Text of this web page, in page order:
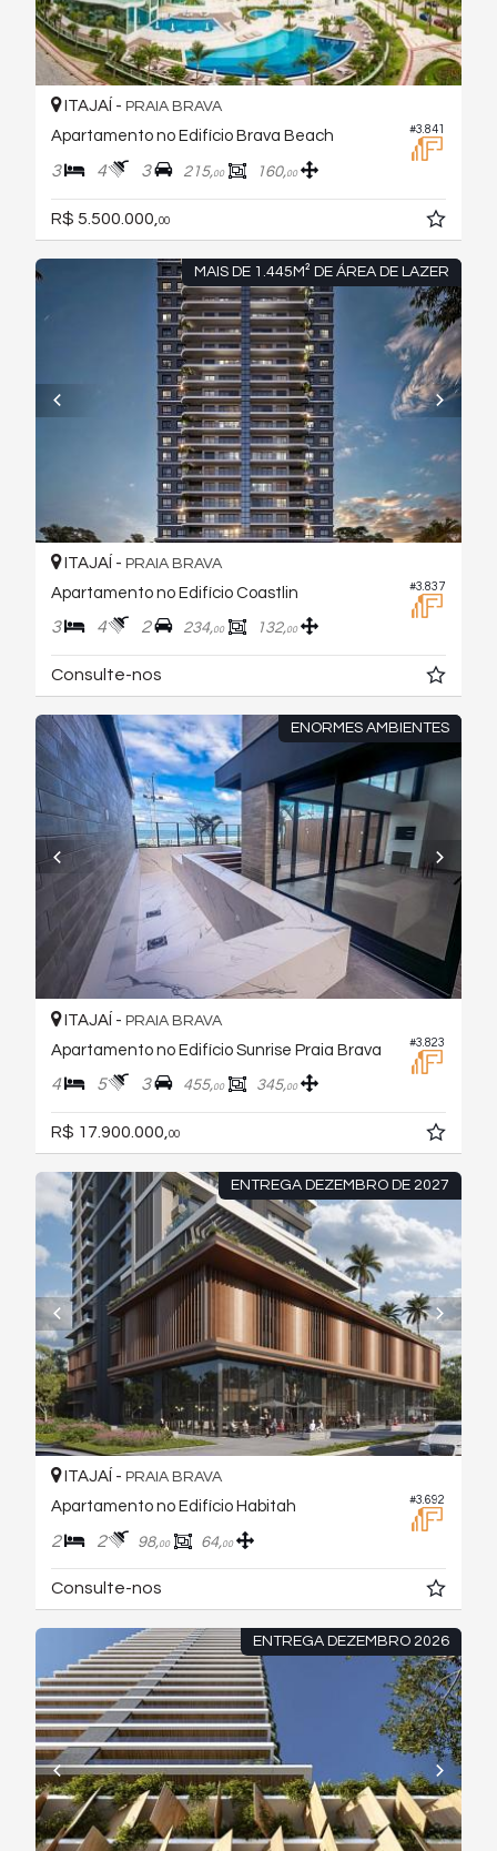
#3.841
ITAJAÍ - PRAIA BRAVA
Apartamento no Edifício Brava Beach
3 4 3 215,00 160,00
R$ 5.500.000, 00
MAIS DE 1.445M² DE ÁREA DE LAZER
#3.837
ITAJAÍ - PRAIA BRAVA
Apartamento no Edifício Coastlin
3 4 2 234,00 132,00
Consulte-nos
ENORMES AMBIENTES
#3.823
ITAJAÍ - PRAIA BRAVA
Apartamento no Edifício Sunrise Praia Brava
4 5 3 455,00 345,00
R$ 17.900.000, 00
ENTREGA DEZEMBRO DE 2027
#3.692
ITAJAÍ - PRAIA BRAVA
Apartamento no Edifício Habitah
2 2 98,00 64,00
Consulte-nos
ENTREGA DEZEMBRO 2026